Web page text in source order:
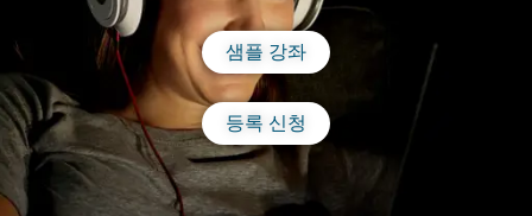
샘플 강좌
등록 신청